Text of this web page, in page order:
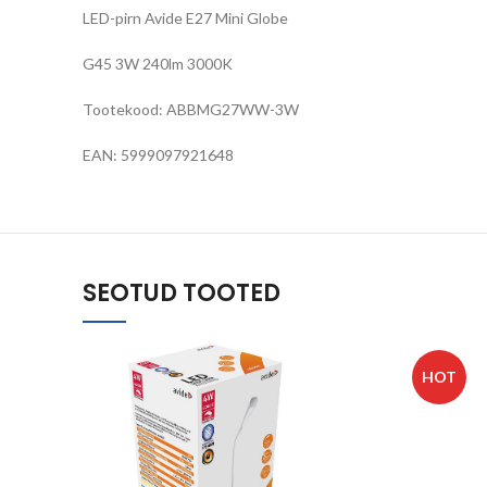
LED-pirn Avide E27 Mini Globe
G45 3W 240lm 3000K
Tootekood: ABBMG27WW-3W
EAN: 5999097921648
SEOTUD TOOTED
HOT